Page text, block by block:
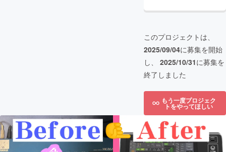
このプロジェクトは、
2025/09/04に募集を開始
し、 2025/10/31に募集を
終了しました
もう一度プロジェク
トをやってほしい